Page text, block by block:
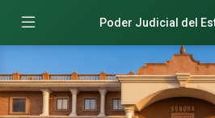
Poder Judicial del